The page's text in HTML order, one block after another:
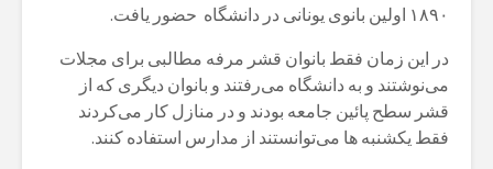
۱۸۹۰ اولین بانوی یونانی در دانشگاه حضور یافت.
در این زمان فقط بانوان قشر مرفه مطالبی برای مجلات
می‌نوشتند و به دانشگاه می‌رفتند و بانوان دیگری که از
قشر سطح پائین جامعه بودند و در منازل کار می‌کردند
فقط یکشنبه ها می‌توانستند از مدارس استفاده کنند.